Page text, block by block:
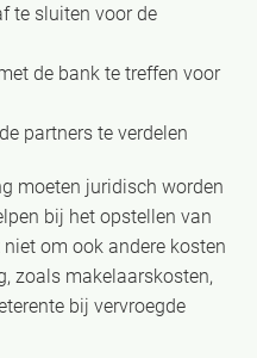
te sluiten voor de
de bank te treffen voor
partners te verdelen
moeten juridisch worden
bij het opstellen van
om ook andere kosten
zoals makelaarskosten,
bij vervroegde